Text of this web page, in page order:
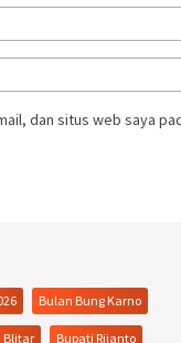
dan situs web saya
Bulan Bung Karno
Blitar Bupati Rijanto